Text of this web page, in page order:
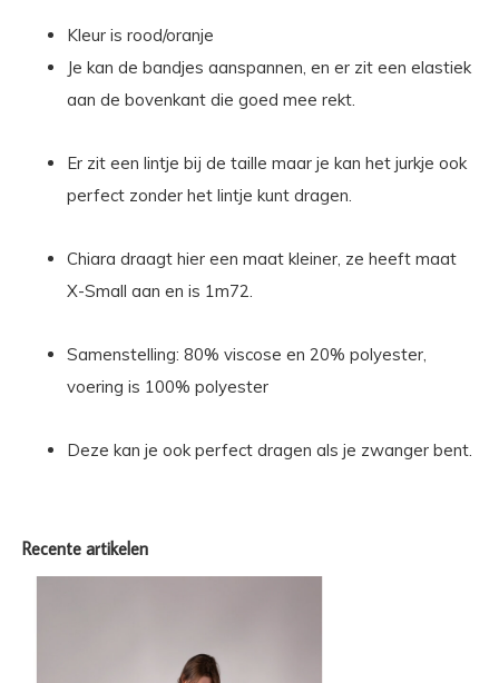
Kleur is rood/oranje
Je kan de bandjes aanspannen, en er zit een elastiek
aan de bovenkant die goed mee rekt.
Er zit een lintje bij de taille maar je kan het jurkje ook
perfect zonder het lintje kunt dragen.
Chiara draagt hier een maat kleiner, ze heeft maat
X-Small aan en is 1m72.
Samenstelling: 80% viscose en 20% polyester,
voering is 100% polyester
Deze kan je ook perfect dragen als je zwanger bent.
Recente artikelen